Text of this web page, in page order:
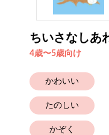
ちいさなしあ
4歳〜5歳向け
かわいい
たのしい
かぞく